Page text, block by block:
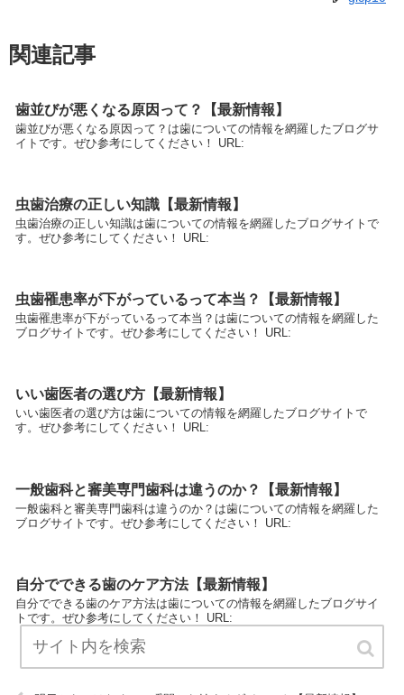
関連記事
歯並びが悪くなる原因って？【最新情報】
歯並びが悪くなる原因って？は歯についての情報を網羅したブログサ
イトです。ぜひ参考にしてください！ URL:
虫歯治療の正しい知識【最新情報】
虫歯治療の正しい知識は歯についての情報を網羅したブログサイトで
す。ぜひ参考にしてください！ URL:
虫歯罹患率が下がっているって本当？【最新情報】
虫歯罹患率が下がっているって本当？は歯についての情報を網羅した
ブログサイトです。ぜひ参考にしてください！ URL:
いい歯医者の選び方【最新情報】
いい歯医者の選び方は歯についての情報を網羅したブログサイトで
す。ぜひ参考にしてください！ URL:
一般歯科と審美専門歯科は違うのか？【最新情報】
一般歯科と審美専門歯科は違うのか？は歯についての情報を網羅した
ブログサイトです。ぜひ参考にしてください！ URL:
自分でできる歯のケア方法【最新情報】
自分でできる歯のケア方法は歯についての情報を網羅したブログサイ
トです。ぜひ参考にしてください！ URL: